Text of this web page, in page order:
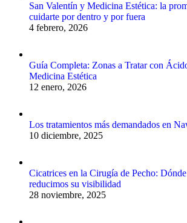
San Valentín y Medicina Estética: la
cuidarte por dentro y por fuera
4 febrero, 2026
Guía Completa: Zonas a Tratar con
Medicina Estética
12 enero, 2026
Los tratamientos más demandados en
10 diciembre, 2025
Cicatrices en la Cirugía de Pecho:
reducimos su visibilidad
28 noviembre, 2025